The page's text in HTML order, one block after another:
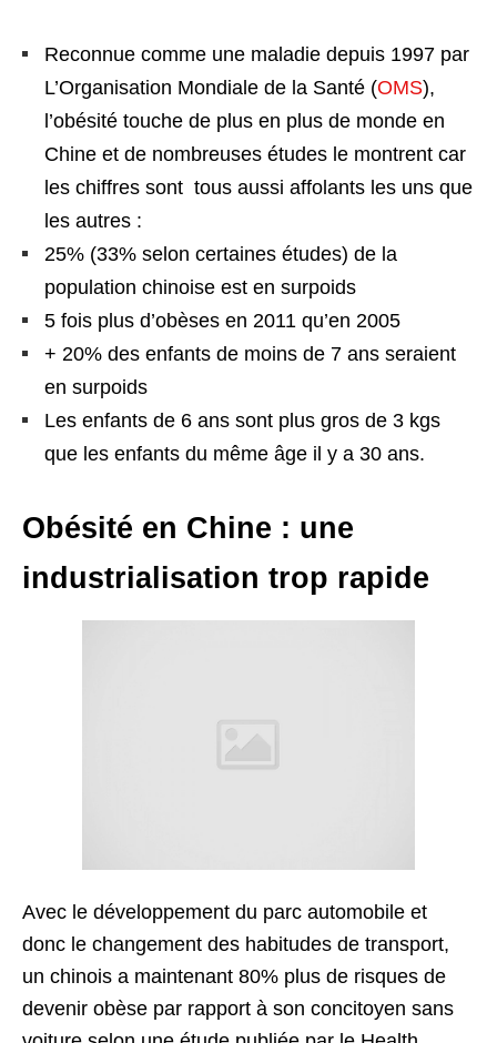
Reconnue comme une maladie depuis 1997 par
L’Organisation Mondiale de la Santé (OMS),
l’obésité touche de plus en plus de monde en
Chine et de nombreuses études le montrent car
les chiffres sont tous aussi affolants les uns que
les autres :
25% (33% selon certaines études) de la
population chinoise est en surpoids
5 fois plus d’obèses en 2011 qu’en 2005
+ 20% des enfants de moins de 7 ans seraient
en surpoids
Les enfants de 6 ans sont plus gros de 3 kgs
que les enfants du même âge il y a 30 ans.
Obésité en Chine : une
industrialisation trop rapide
Avec le développement du parc automobile et
donc le changement des habitudes de transport,
un chinois a maintenant 80% plus de risques de
devenir obèse par rapport à son concitoyen sans